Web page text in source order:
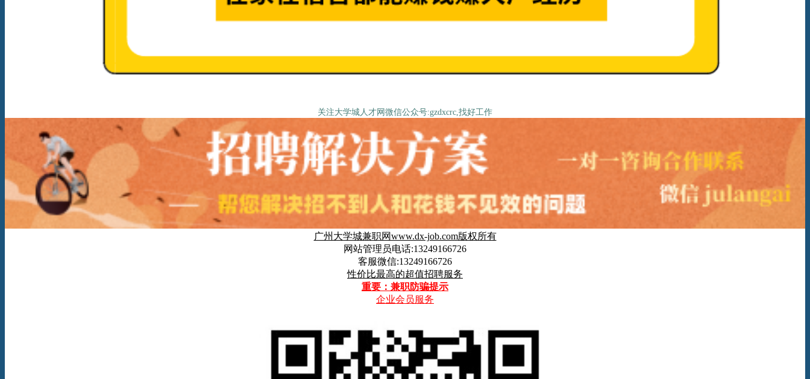
关注大学城人才网微信公众号:gzdxcrc,找好工作
广州大学城兼职网www.dx-job.com版权所有
网站管理员电话:13249166726
客服微信:13249166726
性价比最高的超值招聘服务
重要：兼职防骗提示
企业会员服务